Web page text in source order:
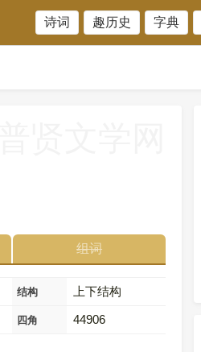
诗词 趣历史 字典
组词
结构 上下结构
四角 44906